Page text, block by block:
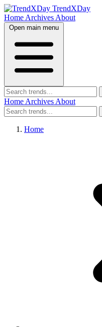
TrendXDay
Home Archives About
Open main menu
Home Archives About
Home